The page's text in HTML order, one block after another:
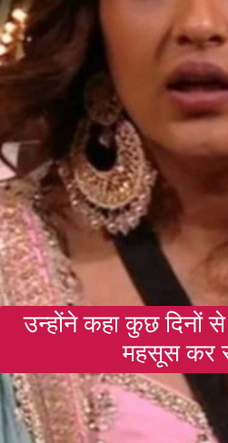
उन्होंने कहा कुछ
महसूस कर